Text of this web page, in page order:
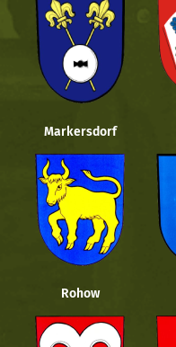
Markersdorf
Rohow